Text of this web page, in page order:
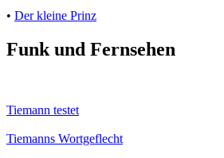
• Der kleine Prinz
Funk und Fernsehen
Tiemann testet
Tiemanns Wortgeflecht